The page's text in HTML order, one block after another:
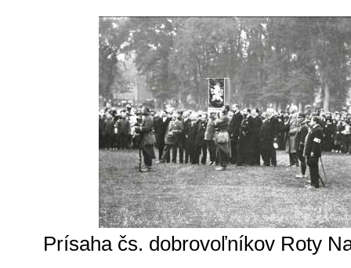
Prísaha čs. dobrovoľníkov Roty